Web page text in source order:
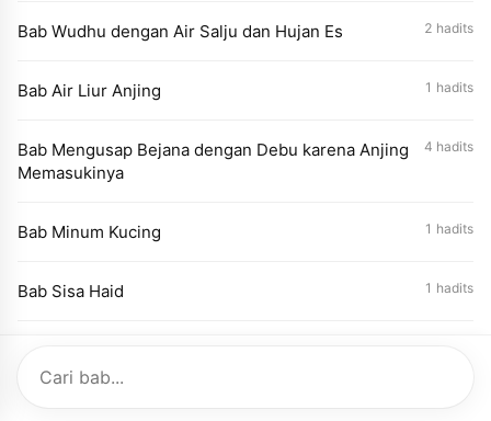
Bab Wudhu dengan Air Salju dan Hujan Es 2 hadits
Bab Air Liur Anjing 1 hadits
Bab Mengusap Bejana dengan Debu karena Anjing
Memasukinya
4 hadits
Bab Minum Kucing 1 hadits
Bab Sisa Haid 1 hadits